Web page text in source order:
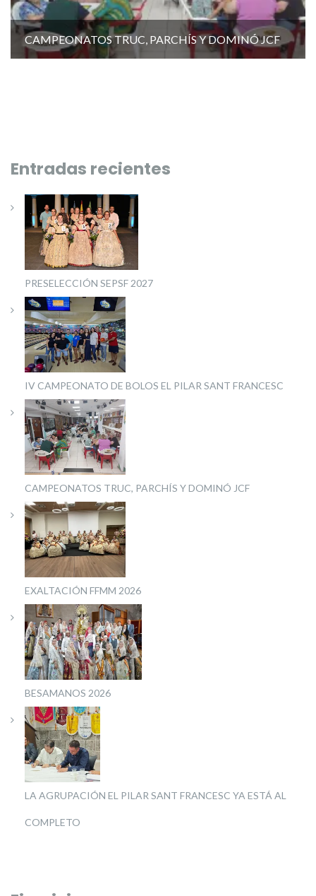
CAMPEONATOS TRUC, PARCHÍS Y DOMINÓ JCF
Entradas recientes
PRESELECCIÓN SEPSF 2027
IV CAMPEONATO DE BOLOS EL PILAR SANT FRANCESC
CAMPEONATOS TRUC, PARCHÍS Y DOMINÓ JCF
EXALTACIÓN FFMM 2026
BESAMANOS 2026
LA AGRUPACIÓN EL PILAR SANT FRANCESC YA ESTÁ AL
COMPLETO